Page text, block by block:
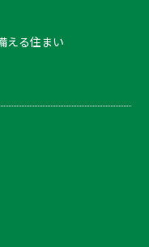
える住まい